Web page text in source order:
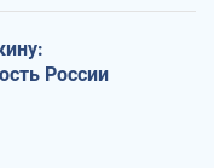
России